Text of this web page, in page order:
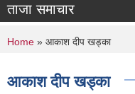
ताजा समाचार
You are here
Home » आकाश दीप खड्का
आकाश दीप खड्का